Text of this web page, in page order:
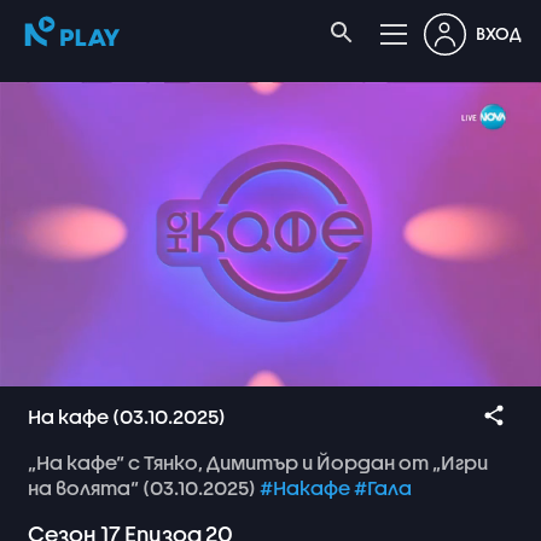
ВХОД
На кафе (03.10.2025)
„На кафе“сТянко, Димитър и Йорданот „Игри
на волята“ (03.10.2025) #Накафе#Гала
Сезон 17Епизод20